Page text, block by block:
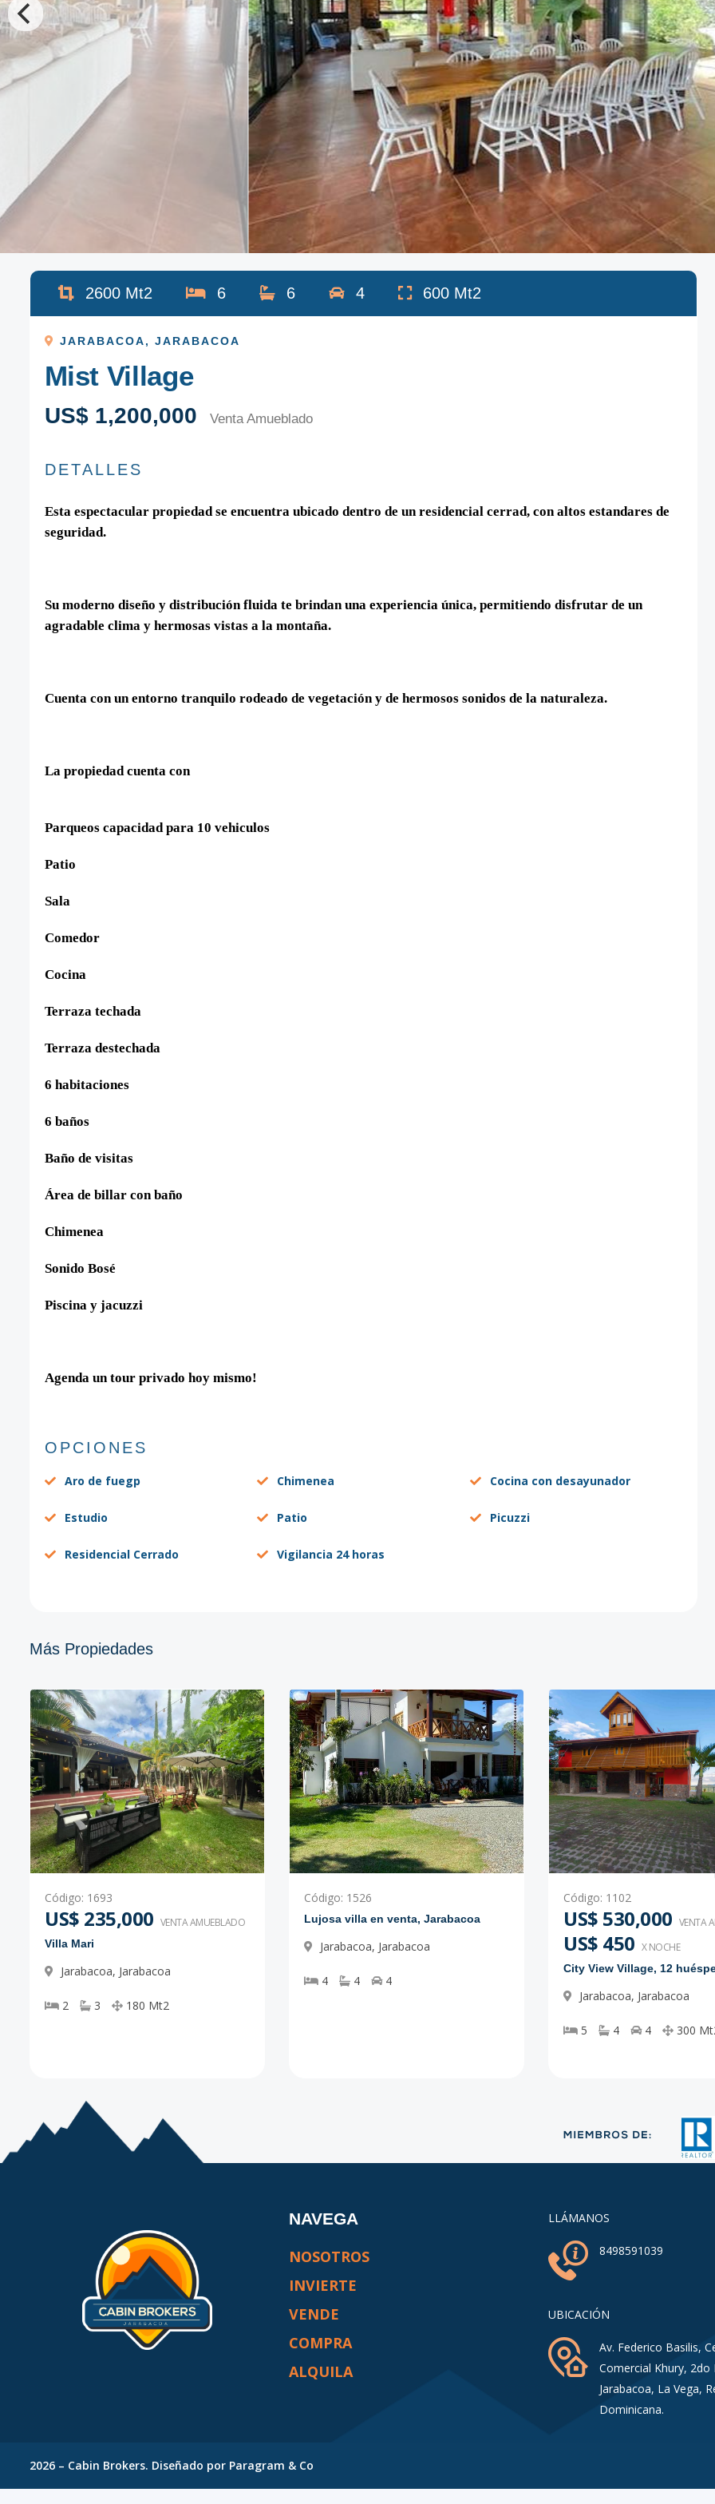
2600 Mt2 6 6 4 600 Mt2
JARABACOA, JARABACOA
Mist Village
US$ 1,200,000 Venta Amueblado
DETALLES
Esta espectacular propiedad se encuentra ubicado dentro de un residencial cerrad, con altos estandares de
seguridad.
Su moderno diseño y distribución fluida te brindan una experiencia única, permitiendo disfrutar de un
agradable clima y hermosas vistas a la montaña.
Cuenta con un entorno tranquilo rodeado de vegetación y de hermosos sonidos de la naturaleza.
La propiedad cuenta con
Parqueos capacidad para 10 vehiculos
Patio
Sala
Comedor
Cocina
Terraza techada
Terraza destechada
6 habitaciones
6 baños
Baño de visitas
Área de billar con baño
Chimenea
Sonido Bosé
Piscina y jacuzzi
Agenda un tour privado hoy mismo!
OPCIONES
Aro de fuegp Chimenea Cocina con desayunador
Estudio Patio Picuzzi
Residencial Cerrado Vigilancia 24 horas
Más Propiedades
Código: 1693
US$ 235,000 VENTA AMUEBLADO
Villa Mari
Jarabacoa, Jarabacoa
2 3 180 Mt2
Código: 1526
Lujosa villa en venta, Jarabacoa
Jarabacoa, Jarabacoa
4 4 4
Código: 1102
US$ 530,000 VENTA
US$ 450 X NOCHE
City View Village, 12
Jarabacoa, Jarabacoa
5 4 4 300
NAVEGA
NOSOTROS
INVIERTE
VENDE
COMPRA
ALQUILA
LLÁMANOS
8498591039
UBICACIÓN
Av. Federico Basilis,
Comercial Khury, 2do
Jarabacoa, La Vega,
Dominicana.
2026 – Cabin Brokers. Diseñado por Paragram & Co